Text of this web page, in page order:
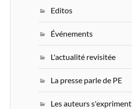
Editos
Événements
L'actualité revisitée
La presse parle de PE
Les auteurs s'expriment